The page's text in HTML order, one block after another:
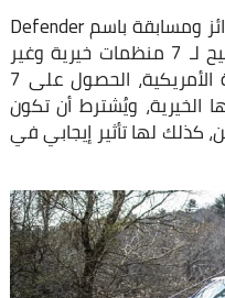
وقامت الشركة بإطلاق مشروع جوائز ومسابقة باسم Defender
Above & Beyond Service، حيث يتيح لـ 7 منظمات خيرية وغير
الأمريكية، الحصول على 7
ويُشترط أن تكون
كذلك لها تأثير إيجابي في